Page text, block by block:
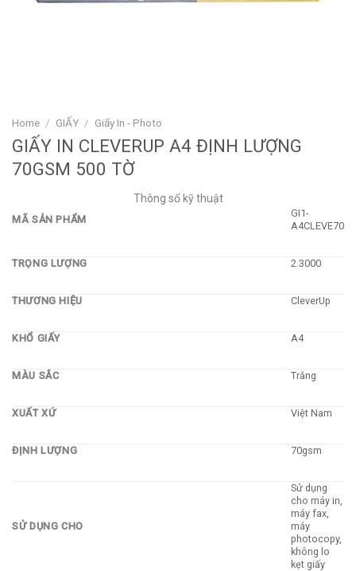
Home / GIẤY / Giấy In - Photo
GIẤY IN CLEVERUP A4 ĐỊNH LƯỢNG
70GSM 500 TỜ
Thông số kỹ thuật
MÃ SẢN PHẨM
GI1-
A4CLEVE70
TRỌNG LƯỢNG 2.3000
THƯƠNG HIỆU CleverUp
KHỔ GIẤY A4
MÀU SẮC Trắng
XUẤT XỨ Việt Nam
ĐỊNH LƯỢNG 70gsm
SỬ DỤNG CHO
Sử dụng
cho máy in,
máy fax,
máy
photocopy,
không lo
kẹt giấy